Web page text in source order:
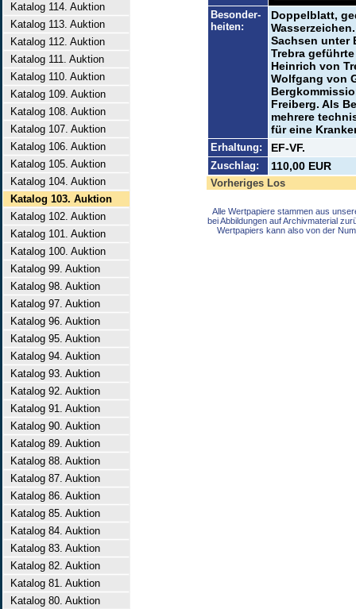
Katalog 114. Auktion
Katalog 113. Auktion
Katalog 112. Auktion
Katalog 111. Auktion
Katalog 110. Auktion
Katalog 109. Auktion
Katalog 108. Auktion
Katalog 107. Auktion
Katalog 106. Auktion
Katalog 105. Auktion
Katalog 104. Auktion
Katalog 103. Auktion
Katalog 102. Auktion
Katalog 101. Auktion
Katalog 100. Auktion
Katalog 99. Auktion
Katalog 98. Auktion
Katalog 97. Auktion
Katalog 96. Auktion
Katalog 95. Auktion
Katalog 94. Auktion
Katalog 93. Auktion
Katalog 92. Auktion
Katalog 91. Auktion
Katalog 90. Auktion
Katalog 89. Auktion
Katalog 88. Auktion
Katalog 87. Auktion
Katalog 86. Auktion
Katalog 85. Auktion
Katalog 84. Auktion
Katalog 83. Auktion
Katalog 82. Auktion
Katalog 81. Auktion
Katalog 80. Auktion
Besonder-
heiten:
Doppelblatt,
Sachsen unter
Trebra
Heinrich von
Wolfgang von
Freiberg. Als
mehrere
für eine
Erhaltung: EF-VF.
Zuschlag: 110,00 EUR
Vorheriges Los
Alle Wertpapiere stammen aus
bei Abbildungen auf Archivmaterial
Wertpapiers kann also von der